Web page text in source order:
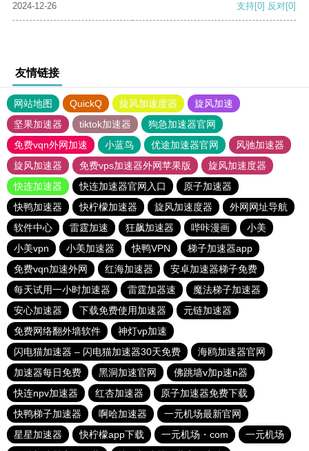
2024-12-26 支持[0] 反对[0]
友情链接
网站地图 QuickQ 旋风加速度器
旋风加速
坚果加速器
tiktok加速器
狗急加速器官网
免费vqn外网加速
小蓝鸟 优途加速器官网
风驰加速器
旋风加速器
免费vps加速器外网苹果版
旋风加速度器
快连加速器
快连加速器官网入口
原子加速器
快鸭加速器
快柠檬加速器 旋风加速度器
外网网址导航
软件中心
雷霆加速 狂飙加速器 哔咔漫画
小美
小美vpn
小美加速器 快鸭VPN
梯子加速器app
免费vqn加速外网
红海加速器
安卓加速器梯子免费
每天试用一小时加速器
雷霆加器速
魔法梯子加速器
安心加速器
下载免费使用加速器
元链加速器
免费网络翻外墙软件
神灯vp加速
闪电猫加速器 – 闪电猫加速器30天免费
海鸥加速器官网
加速器每日免费
黑洞加速官网
佛跳墙v加p速n器
快连npv加速器
红杏加速器
原子加速器免费下载
快鸭梯子加速器
啊哈加速器
一元机场最新官网
星星加速器
快柠檬app下载 一元机场・com
一元机场